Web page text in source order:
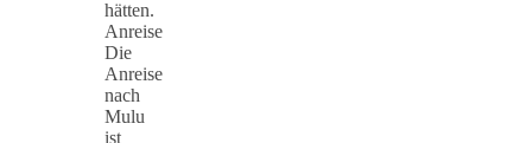
hätten.
Anreise
Die
Anreise
nach
Mulu
ist